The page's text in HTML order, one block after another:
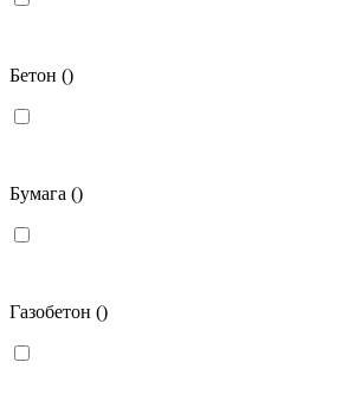
Бетон ()
Бумага ()
Газобетон ()